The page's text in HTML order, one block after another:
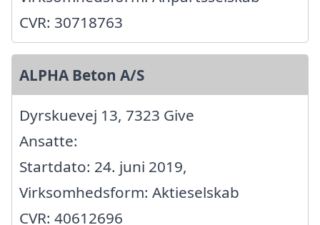
CVR: 30718763
ALPHA Beton A/S
Dyrskuevej 13, 7323 Give
Ansatte:
Startdato: 24. juni 2019,
Virksomhedsform: Aktieselskab
CVR: 40612696